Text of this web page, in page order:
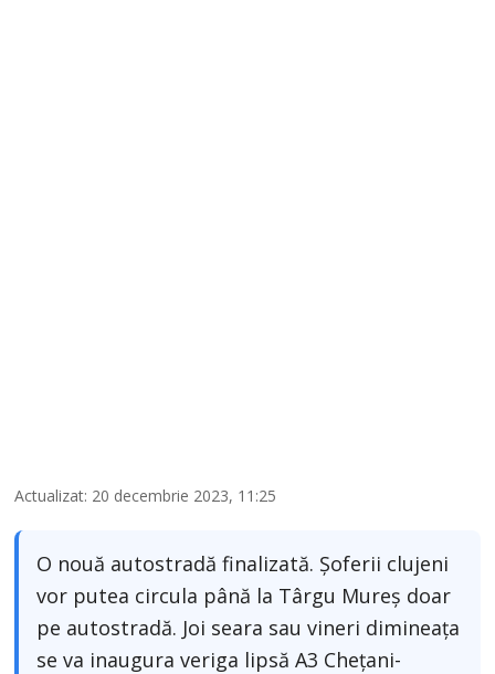
Actualizat: 20 decembrie 2023, 11:25
O nouă autostradă finalizată. Șoferii clujeni
vor putea circula până la Târgu Mureș doar
pe autostradă. Joi seara sau vineri dimineața
se va inaugura veriga lipsă A3 Chețani-